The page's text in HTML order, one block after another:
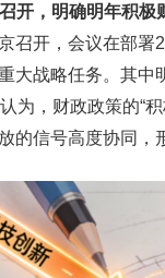
开，明确明年积极
召开，会议在部署
大战略任务。其中
为，财政政策的“
的信号高度协同，